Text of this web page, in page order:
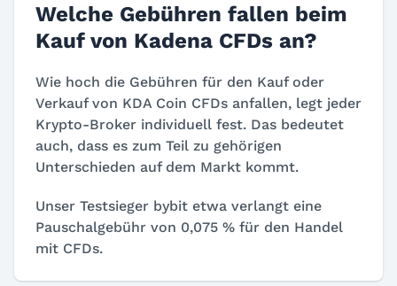
Welche Gebühren fallen beim
Kauf von Kadena CFDs an?
Wie hoch die Gebühren für den Kauf oder
Verkauf von KDA Coin CFDs anfallen, legt jeder
Krypto-Broker individuell fest. Das bedeutet
auch, dass es zum Teil zu gehörigen
Unterschieden auf dem Markt kommt.
Unser Testsieger bybit etwa verlangt eine
Pauschalgebühr von 0,075 % für den Handel
mit CFDs.